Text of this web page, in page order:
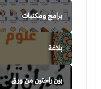
برامج ومكتبات
بلاغة
بين راحتين من ورق